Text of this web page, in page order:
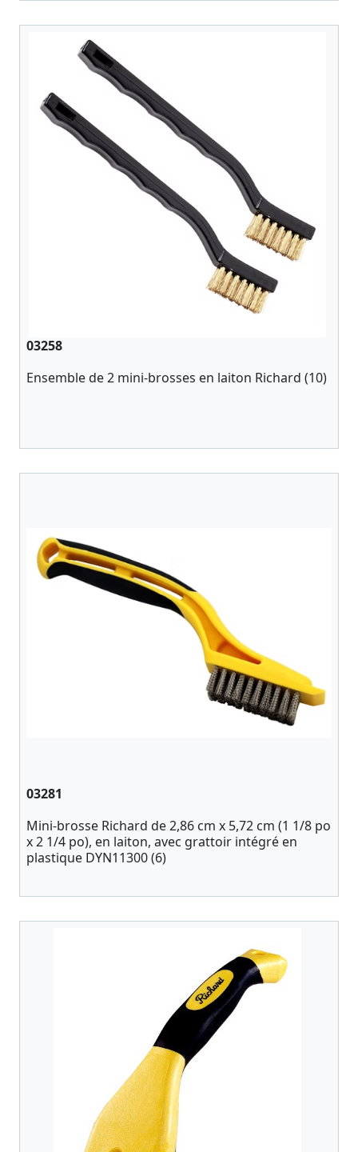
03258
Ensemble de 2 mini-brosses en laiton Richard (10)
03281
Mini-brosse Richard de 2,86 cm x 5,72 cm (1 1/8 po
x 2 1/4 po), en laiton, avec grattoir intégré en
plastique DYN11300 (6)